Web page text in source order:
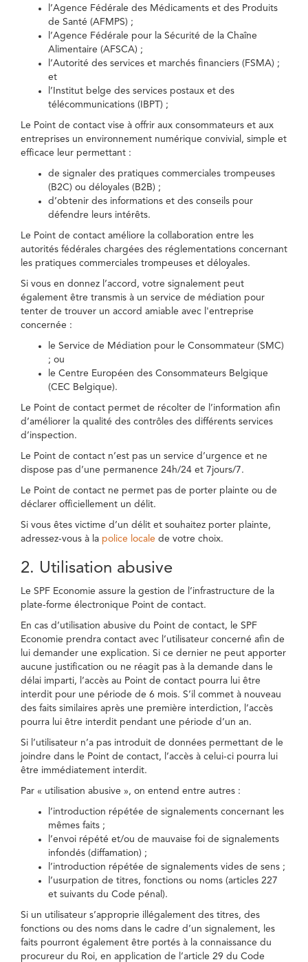
l’Agence Fédérale des Médicaments et des Produits
de Santé (AFMPS) ;
l’Agence Fédérale pour la Sécurité de la Chaîne
Alimentaire (AFSCA) ;
l’Autorité des services et marchés financiers (FSMA) ;
et
l’Institut belge des services postaux et des
télécommunications (IBPT) ;
Le Point de contact vise à offrir aux consommateurs et aux
entreprises un environnement numérique convivial, simple et
efficace leur permettant :
de signaler des pratiques commerciales trompeuses
(B2C) ou déloyales (B2B) ;
d’obtenir des informations et des conseils pour
défendre leurs intérêts.
Le Point de contact améliore la collaboration entre les
autorités fédérales chargées des réglementations concernant
les pratiques commerciales trompeuses et déloyales.
Si vous en donnez l’accord, votre signalement peut
également être transmis à un service de médiation pour
tenter de trouver un accord amiable avec l'entreprise
concernée :
le Service de Médiation pour le Consommateur (SMC)
; ou
le Centre Européen des Consommateurs Belgique
(CEC Belgique).
Le Point de contact permet de récolter de l’information afin
d’améliorer la qualité des contrôles des différents services
d’inspection.
Le Point de contact n’est pas un service d’urgence et ne
dispose pas d’une permanence 24h/24 et 7jours/7.
Le Point de contact ne permet pas de porter plainte ou de
déclarer officiellement un délit.
Si vous êtes victime d’un délit et souhaitez porter plainte,
adressez-vous à la police locale de votre choix.
2. Utilisation abusive
Le SPF Economie assure la gestion de l’infrastructure de la
plate-forme électronique Point de contact.
En cas d’utilisation abusive du Point de contact, le SPF
Economie prendra contact avec l’utilisateur concerné afin de
lui demander une explication. Si ce dernier ne peut apporter
aucune justification ou ne réagit pas à la demande dans le
délai imparti, l’accès au Point de contact pourra lui être
interdit pour une période de 6 mois. S’il commet à nouveau
des faits similaires après une première interdiction, l’accès
pourra lui être interdit pendant une période d’un an.
Si l’utilisateur n’a pas introduit de données permettant de le
joindre dans le Point de contact, l’accès à celui-ci pourra lui
être immédiatement interdit.
Par « utilisation abusive », on entend entre autres :
l’introduction répétée de signalements concernant les
mêmes faits ;
l’envoi répété et/ou de mauvaise foi de signalements
infondés (diffamation) ;
l’introduction répétée de signalements vides de sens ;
l’usurpation de titres, fonctions ou noms (articles 227
et suivants du Code pénal).
Si un utilisateur s’approprie illégalement des titres, des
fonctions ou des noms dans le cadre d’un signalement, les
faits pourront également être portés à la connaissance du
procureur du Roi, en application de l’article 29 du Code